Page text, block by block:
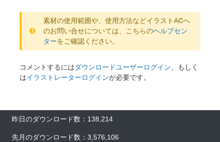
素材の使用範囲や、使用方法などイラストACへ
のお問い合せについては、こちらのヘルプセン
ターをご確認ください。
コメントするにはダウンロードユーザーログイン 、もしく
はイラストレーターログインが必要です。
昨日のダウンロード数：138,214
先月のダウンロード数：3,576,106